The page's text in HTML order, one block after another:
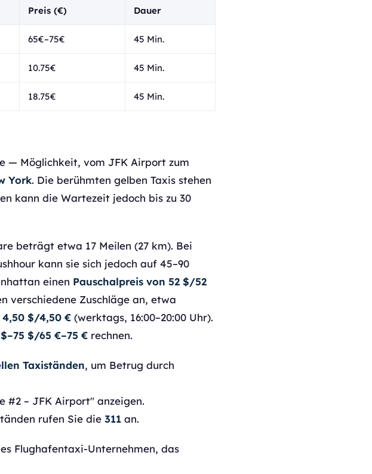
Preis (€) Dauer
65€–75€ 45 Min.
10.75€ 45 Min.
18.75€ 45 Min.
— Möglichkeit, vom JFK Airport zum
York. Die berühmten gelben Taxis stehen
kann die Wartezeit jedoch bis zu 30
beträgt etwa 17 Meilen (27 km). Bei
kann sie sich jedoch auf 45–90
einen Pauschalpreis von 52 $/52
verschiedene Zuschläge an, etwa
4,50 $/4,50 € (werktags, 16:00–20:00 Uhr).
$/65 €–75 € rechnen.
Taxiständen, um Betrug durch
#2 – JFK Airport" anzeigen.
rufen Sie die 311 an.
Flughafentaxi-Unternehmen, das